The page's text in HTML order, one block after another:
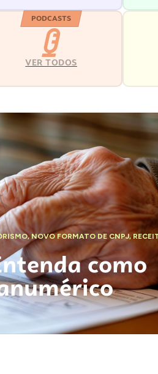
PODCASTS
VER TODOS
,NOVO FORMATO DE CNPJ,
como